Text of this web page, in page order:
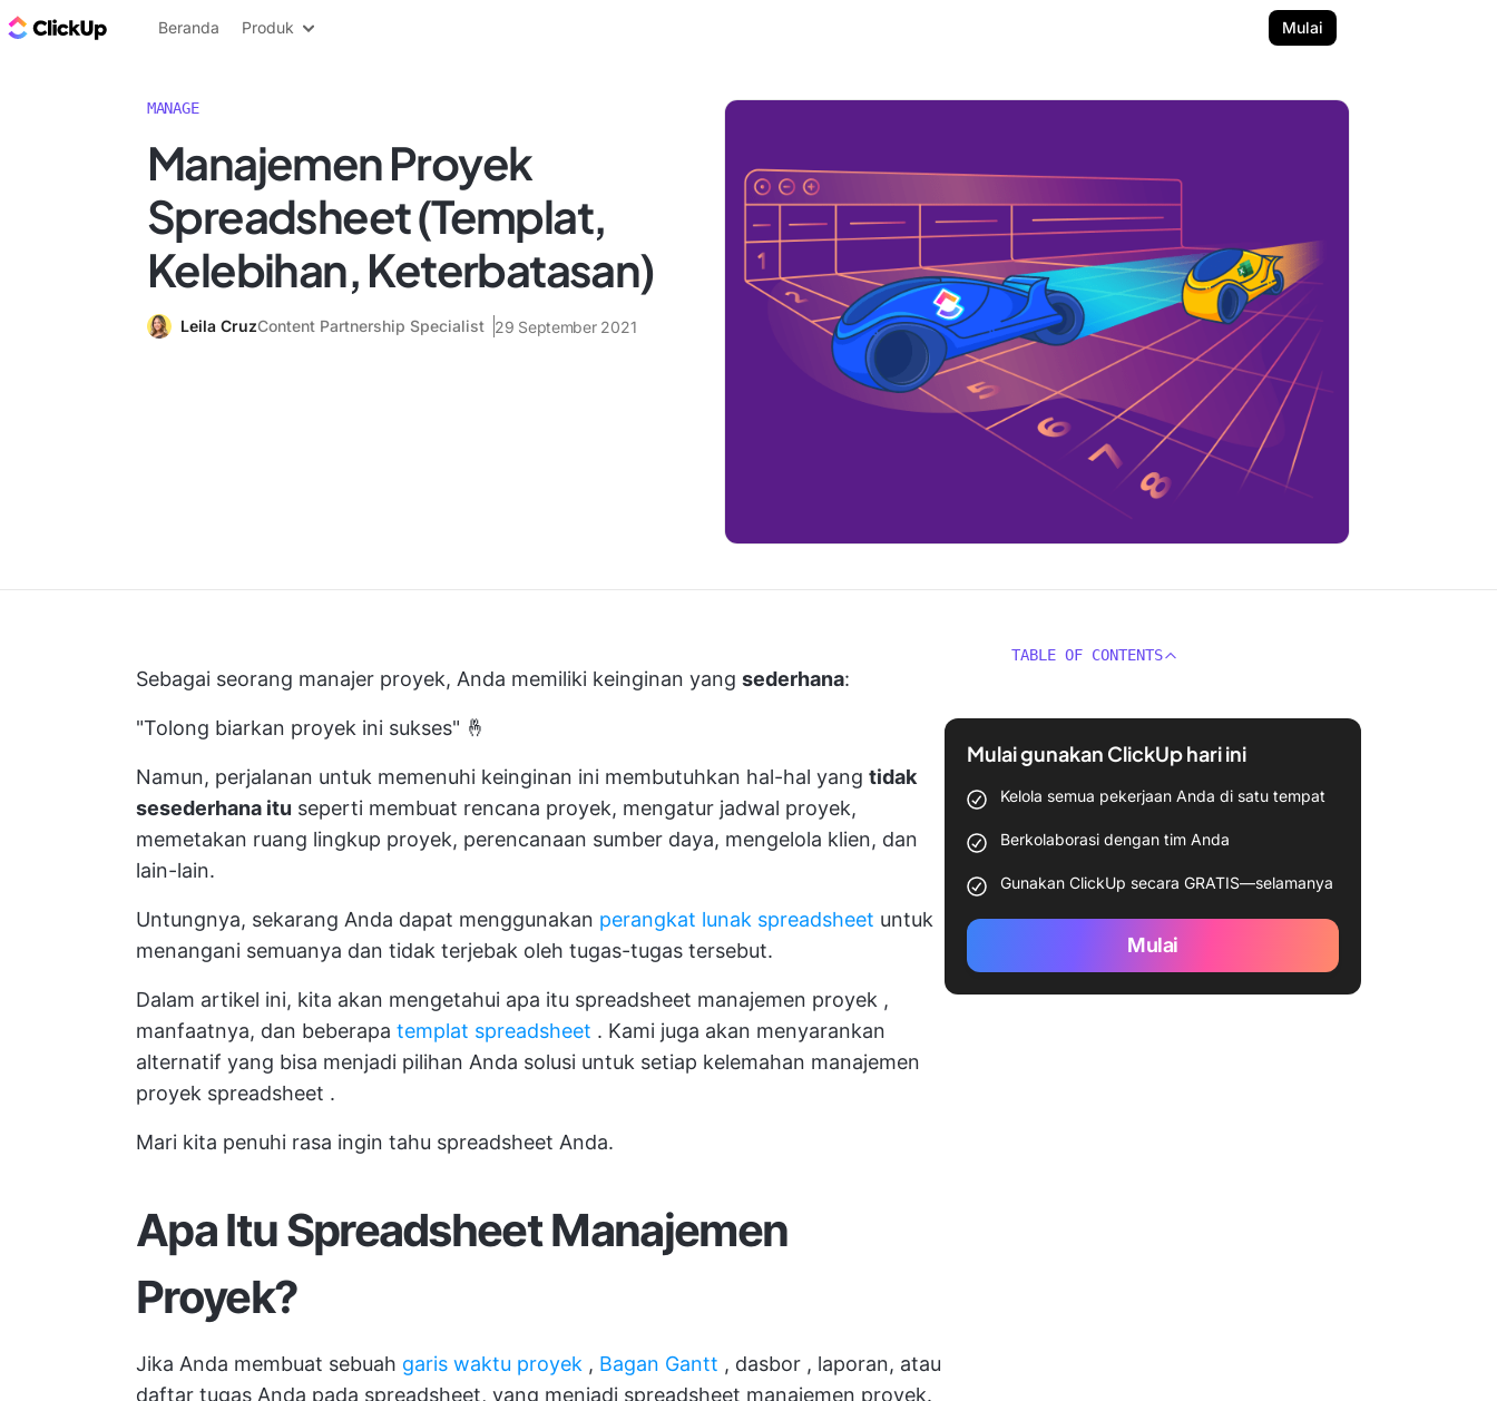
Blog ClickUp
Beranda Produk Mulai
MANAGE
Manajemen Proyek
Spreadsheet (Templat,
Kelebihan, Keterbatasan)
Leila CruzContent Partnership Specialist 29 September 2021
Sebagai seorang manajer proyek, Anda memiliki keinginan yang sederhana:
"Tolong biarkan proyek ini sukses" 🤞
Namun, perjalanan untuk memenuhi keinginan ini membutuhkan hal-hal yang tidak
sesederhana itu seperti membuat rencana proyek, mengatur jadwal proyek,
memetakan ruang lingkup proyek, perencanaan sumber daya, mengelola klien, dan
lain-lain.
Untungnya, sekarang Anda dapat menggunakan perangkat lunak spreadsheet untuk
menangani semuanya dan tidak terjebak oleh tugas-tugas tersebut.
Dalam artikel ini, kita akan mengetahui apa itu spreadsheet manajemen proyek ,
manfaatnya, dan beberapa templat spreadsheet . Kami juga akan menyarankan
alternatif yang bisa menjadi pilihan Anda solusi untuk setiap kelemahan manajemen
proyek spreadsheet .
Mari kita penuhi rasa ingin tahu spreadsheet Anda.
Apa Itu Spreadsheet Manajemen
Proyek?
Jika Anda membuat sebuah garis waktu proyek , Bagan Gantt , dasbor , laporan, atau
daftar tugas Anda pada spreadsheet, yang menjadi spreadsheet manajemen proyek.
TABLE OF CONTENTS
Mulai gunakan ClickUp hari ini
Kelola semua pekerjaan Anda di satu tempat
Berkolaborasi dengan tim Anda
Gunakan ClickUp secara GRATIS—selamanya
Mulai